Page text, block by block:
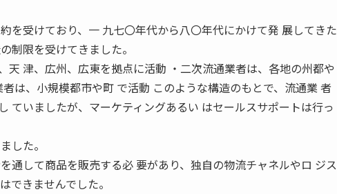
を受けており、一 九七〇年代から八〇年代にかけて発 展してきた
制限を受けてきました。
天 津、広州、広東を拠点に活動 ・二次流通業者は、各地の州都や
は、小規模都市や町 で活動 このような構造のもとで、流通業 者
ていましたが、マーケティングあるい はセールスサポートは行っ
した。
通して商品を販売する必 要があり、独自の物流チャネルやロ ジス
できませんでした。